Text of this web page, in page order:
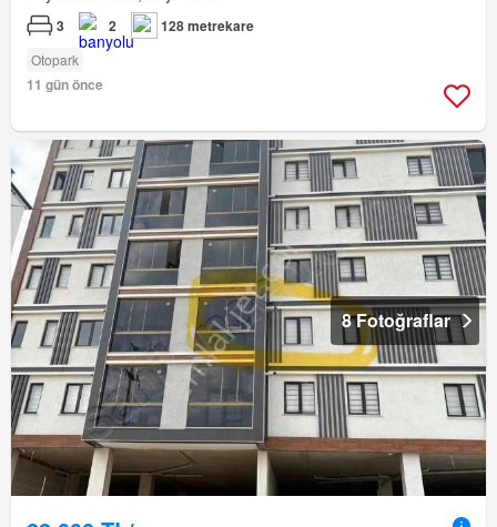
3 2 128 metrekare
Otopark
11 gün önce
8 Fotoğraflar